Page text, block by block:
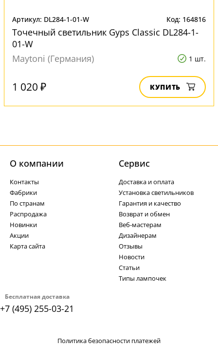
Артикул: DL284-1-01-W Код: 164816
Точечный светильник Gyps Classic DL284-1-
01-W
Maytoni (Германия)
1 шт.
1 020 ₽ КУПИТЬ
Бесплатная доставка
+7 (495) 255-03-21
О компании
Контакты
Фабрики
По странам
Распродажа
Новинки
Акции
Карта сайта
Cервис
Доставка и оплата
Установка светильников
Гарантия и качество
Возврат и обмен
Веб-мастерам
Дизайнерам
Отзывы
Новости
Статьи
Типы лампочек
Политика безопасности платежей